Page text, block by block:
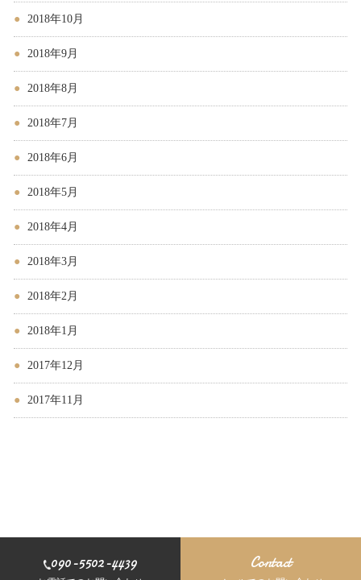
2018年10月
2018年9月
2018年8月
2018年7月
2018年6月
2018年5月
2018年4月
2018年3月
2018年2月
2018年1月
2017年12月
2017年11月
090-5502-4439 Contact